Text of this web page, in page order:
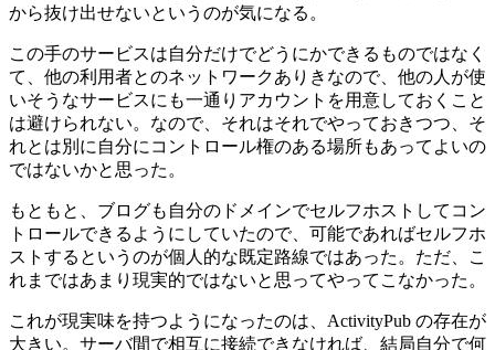
から抜け出せないというのが気になる。
この手のサービスは自分だけでどうにかできるものではなく
て、他の利用者とのネットワークありきなので、他の人が使
いそうなサービスにも一通りアカウントを用意しておくこと
は避けられない。なので、それはそれでやっておきつつ、そ
れとは別に自分にコントロール権のある場所もあってよいの
ではないかと思った。
もともと、ブログも自分のドメインでセルフホストしてコン
トロールできるようにしていたので、可能であればセルフホ
ストするというのが個人的な既定路線ではあった。ただ、こ
れまではあまり現実的ではないと思ってやってこなかった。
これが現実味を持つようになったのは、ActivityPub の存在が
大きい。サーバ間で相互に接続できなければ、結局自分で何